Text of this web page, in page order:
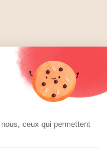
et les gourmets
au meilleur
particuliers, que vous
sans doute ce
vous ne soupçonniez
la vente en ligne